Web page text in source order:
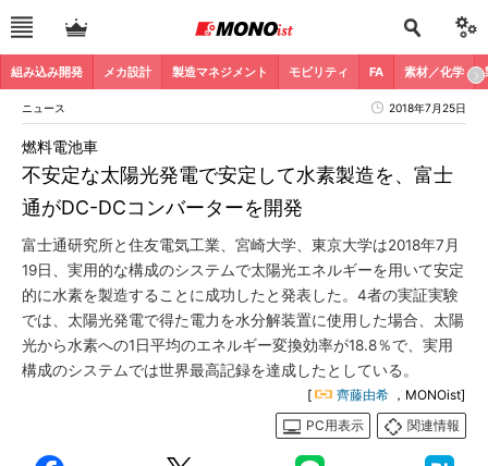
組み込み開発 メカ設計 製造マネジメント モビリティ FA 素材／化学
ニュース 2018年7月25日
不安定な太陽光発電で安定して水素製造を、富士
通がDC-DCコンバーターを開発
燃料電池車
富士通研究所と住友電気工業、宮崎大学、東京大学は2018年7月
19日、実用的な構成のシステムで太陽光エネルギーを用いて安定
的に水素を製造することに成功したと発表した。4者の実証実験
では、太陽光発電で得た電力を水分解装置に使用した場合、太陽
光から水素への1日平均のエネルギー変換効率が18.8％で、実用
構成のシステムでは世界最高記録を達成したとしている。
[ 齊藤由希 ，MONOist]
PC用表示
関連情報